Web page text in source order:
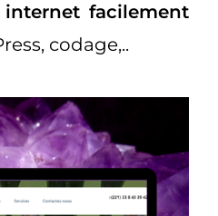
facilement
codage,..